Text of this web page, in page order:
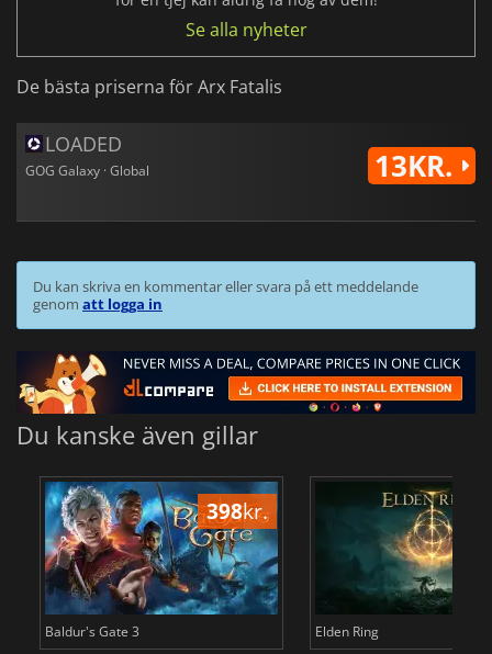
Se alla nyheter
De bästa priserna för Arx Fatalis
LOADED
GOG Galaxy · Global 13KR.
Du kan skriva en kommentar eller svara på ett meddelande
genom att logga in
Du kanske även gillar
398kr.
Baldur's Gate 3 Elden Ring